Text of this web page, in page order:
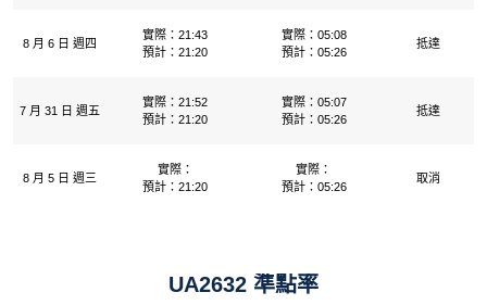
8 月 6 日 週四
實際：21:43
預計：21:20
實際：05:08
預計：05:26
抵達
7 月 31 日 週五
實際：21:52
預計：21:20
實際：05:07
預計：05:26
抵達
8 月 5 日 週三
實際：
預計：21:20
實際：
預計：05:26
取消
UA2632 準點率